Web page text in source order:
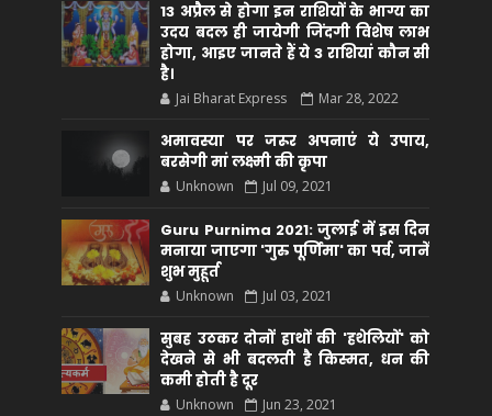
13 अप्रैल से होगा इन राशियों के भाग्य का
उदय बदल ही जायेगी जिंदगी विशेष लाभ
होगा, आइए जानते हैं ये 3 राशियां कौन सीं
है।
Jai Bharat Express Mar 28, 2022
अमावस्या पर जरूर अपनाएं ये उपाय,
बरसेगी मां लक्ष्मी की कृपा
Unknown Jul 09, 2021
Guru Purnima 2021: जुलाई में इस दिन
मनाया जाएगा 'गुरु पूर्णिमा' का पर्व, जानें
शुभ मुहूर्त
Unknown Jul 03, 2021
सुबह उठकर दोनों हाथों की 'हथेलियों' को
देखने से भी बदलती है किस्मत, धन की
कमी होती है दूर
Unknown Jun 23, 2021